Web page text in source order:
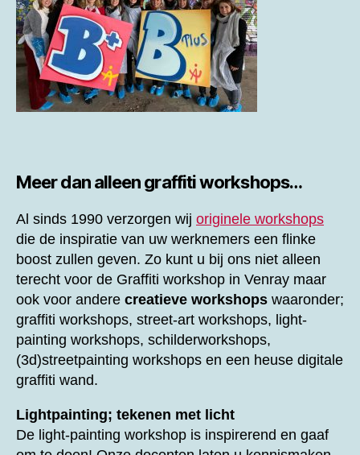
Meer dan alleen graffiti workshops…
Al sinds 1990 verzorgen wij originele workshops
die de inspiratie van uw werknemers een flinke
boost zullen geven. Zo kunt u bij ons niet alleen
terecht voor de Graffiti workshop in Venray maar
ook voor andere creatieve workshops waaronder;
graffiti workshops, street-art workshops, light-
painting workshops, schilderworkshops,
(3d)streetpainting workshops en een heuse digitale
graffiti wand.
Lightpainting; tekenen met licht
De light-painting workshop is inspirerend en gaaf